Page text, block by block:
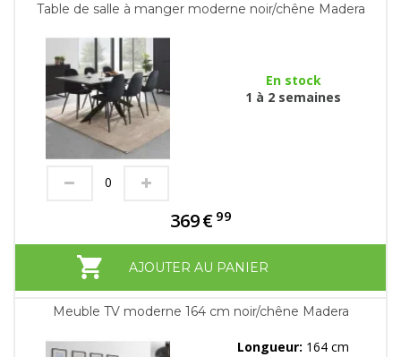
Table de salle à manger moderne noir/chêne Madera
En stock
1 à 2 semaines
369€ 99
AJOUTER AU PANIER
Meuble TV moderne 164 cm noir/chêne Madera
Longueur: 164 cm